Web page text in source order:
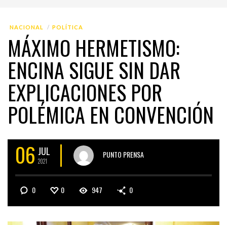
NACIONAL POLÍTICA
MÁXIMO HERMETISMO:
ENCINA SIGUE SIN DAR
EXPLICACIONES POR
POLÉMICA EN CONVENCIÓN
06 JUL
2021
PUNTO PRENSA
0 0 947 0